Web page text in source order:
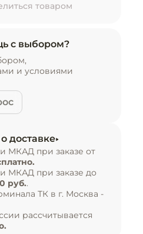
товаром
с выбором?
и условиями
доставке
МКАД при заказе от
МКАД при заказе до
руб..
ТК в г. Москва -
рассчитывается